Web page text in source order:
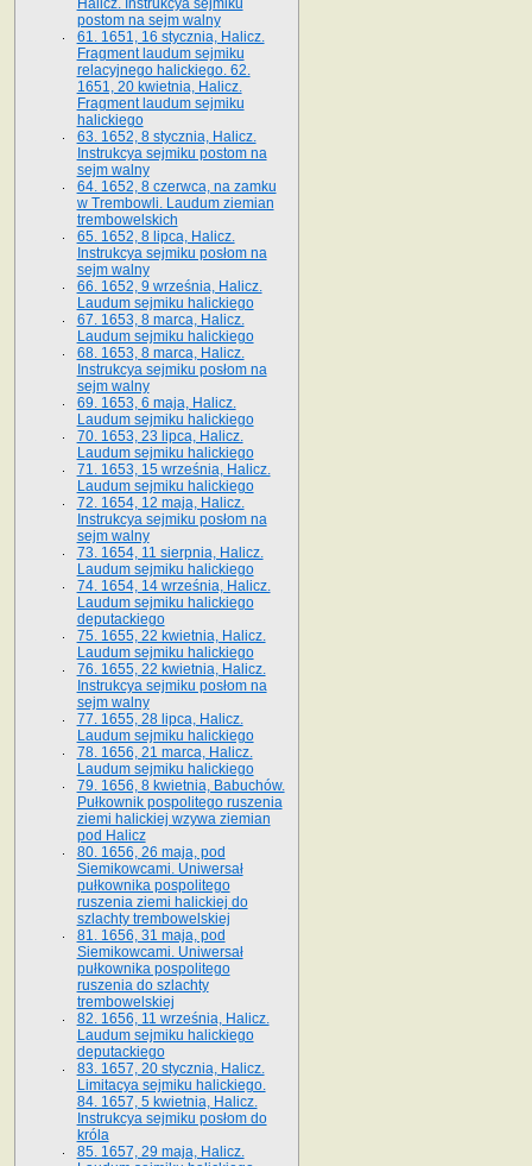
Halicz. Instrukcya sejmiku
postom na sejm walny
61. 1651, 16 stycznia, Halicz.
Fragment laudum sejmiku
relacyjnego halickiego. 62.
1651, 20 kwietnia, Halicz.
Fragment laudum sejmiku
halickiego
63. 1652, 8 stycznia, Halicz.
Instrukcya sejmiku postom na
sejm walny
64. 1652, 8 czerwca, na zamku
w Trembowli. Laudum ziemian
trembowelskich
65. 1652, 8 lipca, Halicz.
Instrukcya sejmiku posłom na
sejm walny
66. 1652, 9 września, Halicz.
Laudum sejmiku halickiego
67. 1653, 8 marca, Halicz.
Laudum sejmiku halickiego
68. 1653, 8 marca, Halicz.
Instrukcya sejmiku posłom na
sejm walny
69. 1653, 6 maja, Halicz.
Laudum sejmiku halickiego
70. 1653, 23 lipca, Halicz.
Laudum sejmiku halickiego
71. 1653, 15 września, Halicz.
Laudum sejmiku halickiego
72. 1654, 12 maja, Halicz.
Instrukcya sejmiku posłom na
sejm walny
73. 1654, 11 sierpnia, Halicz.
Laudum sejmiku halickiego
74. 1654, 14 września, Halicz.
Laudum sejmiku halickiego
deputackiego
75. 1655, 22 kwietnia, Halicz.
Laudum sejmiku halickiego
76. 1655, 22 kwietnia, Halicz.
Instrukcya sejmiku posłom na
sejm walny
77. 1655, 28 lipca, Halicz.
Laudum sejmiku halickiego
78. 1656, 21 marca, Halicz.
Laudum sejmiku halickiego
79. 1656, 8 kwietnia, Babuchów.
Pułkownik pospolitego ruszenia
ziemi halickiej wzywa ziemian
pod Halicz
80. 1656, 26 maja, pod
Siemikowcami. Uniwersał
pułkownika pospolitego
ruszenia ziemi halickiej do
szlachty trembowelskiej
81. 1656, 31 maja, pod
Siemikowcami. Uniwersał
pułkownika pospolitego
ruszenia do szlachty
trembowelskiej
82. 1656, 11 września, Halicz.
Laudum sejmiku halickiego
deputackiego
83. 1657, 20 stycznia, Halicz.
Limitacya sejmiku halickiego.
84. 1657, 5 kwietnia, Halicz.
Instrukcya sejmiku posłom do
króla
85. 1657, 29 maja, Halicz.